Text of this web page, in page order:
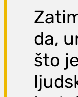
da,
što